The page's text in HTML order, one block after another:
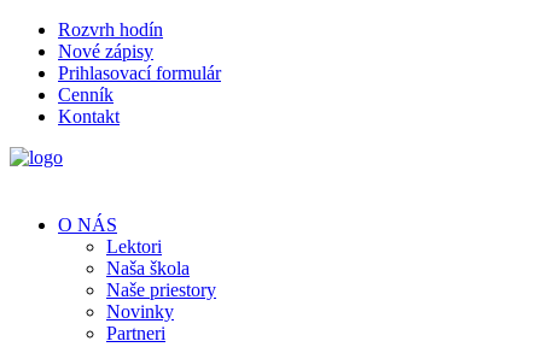
Rozvrh hodín
Nové zápisy
Prihlasovací formulár
Cenník
Kontakt
O NÁS
Lektori
Naša škola
Naše priestory
Novinky
Partneri